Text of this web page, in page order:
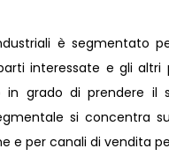
è segmentato
interessate e gli
in grado di prendere il
si concentra
e per canali di vendita